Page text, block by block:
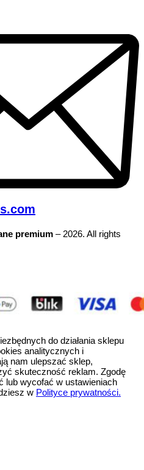
premium – 2026. All rights
do działania sklepu
analitycznych i
nam ulepszać sklep,
skuteczność reklam. Zgodę
lub wycofać w ustawieniach
w Polityce prywatności.